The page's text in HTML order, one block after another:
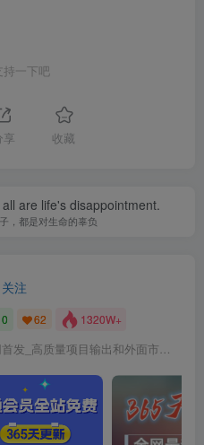
持一下吧
享 收藏
are life's disappointment.
，都是对生命的辜负
关注
0 62 1320W+